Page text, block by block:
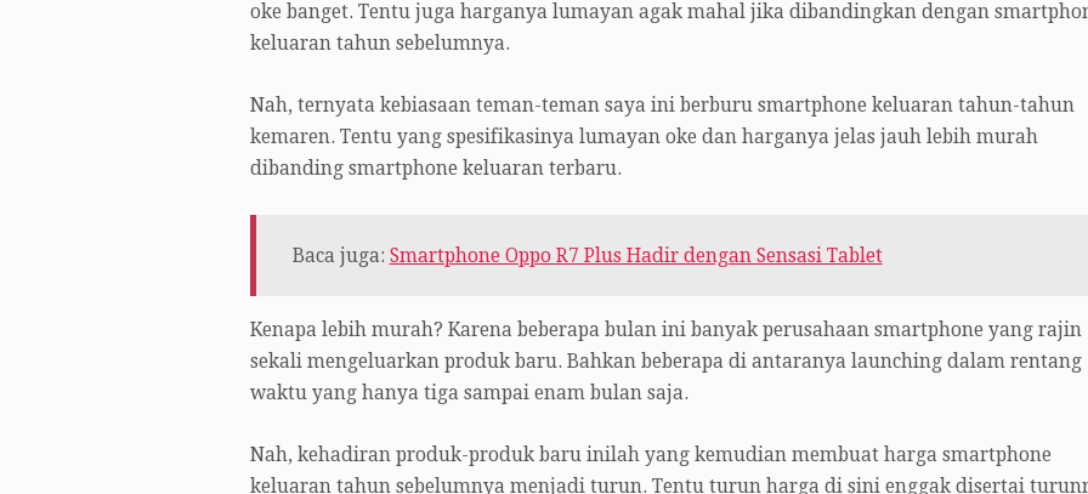
oke banget. Tentu juga harganya lumayan agak mahal jika dibandingkan dengan
keluaran tahun sebelumnya.
Nah, ternyata kebiasaan teman-teman saya ini berburu smartphone keluaran tahun-tahun
kemaren. Tentu yang spesifikasinya lumayan oke dan harganya jelas jauh lebih murah
dibanding smartphone keluaran terbaru.
Baca juga: Smartphone Oppo R7 Plus Hadir dengan Sensasi Tablet
Kenapa lebih murah? Karena beberapa bulan ini banyak perusahaan smartphone yang rajin
sekali mengeluarkan produk baru. Bahkan beberapa di antaranya launching dalam rentang
waktu yang hanya tiga sampai enam bulan saja.
Nah, kehadiran produk-produk baru inilah yang kemudian membuat harga smartphone
keluaran tahun sebelumnya menjadi turun. Tentu turun harga di sini enggak disertai